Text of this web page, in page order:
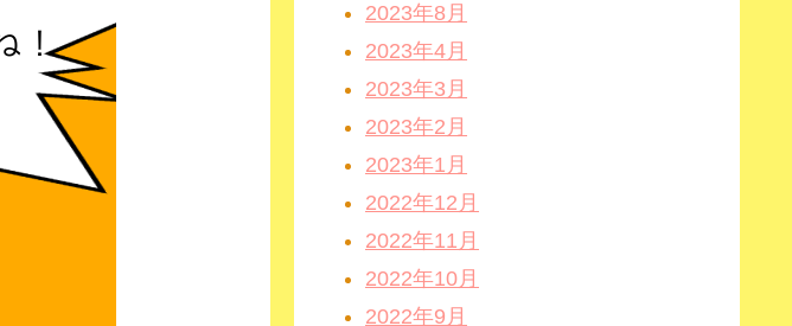
2023年8月
2023年4月
2023年3月
2023年2月
2023年1月
2022年12月
2022年11月
2022年10月
2022年9月